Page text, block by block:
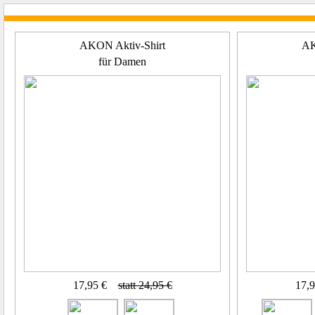
AKON Aktiv-Shirt
für Damen
17,95 € statt 24,95 €